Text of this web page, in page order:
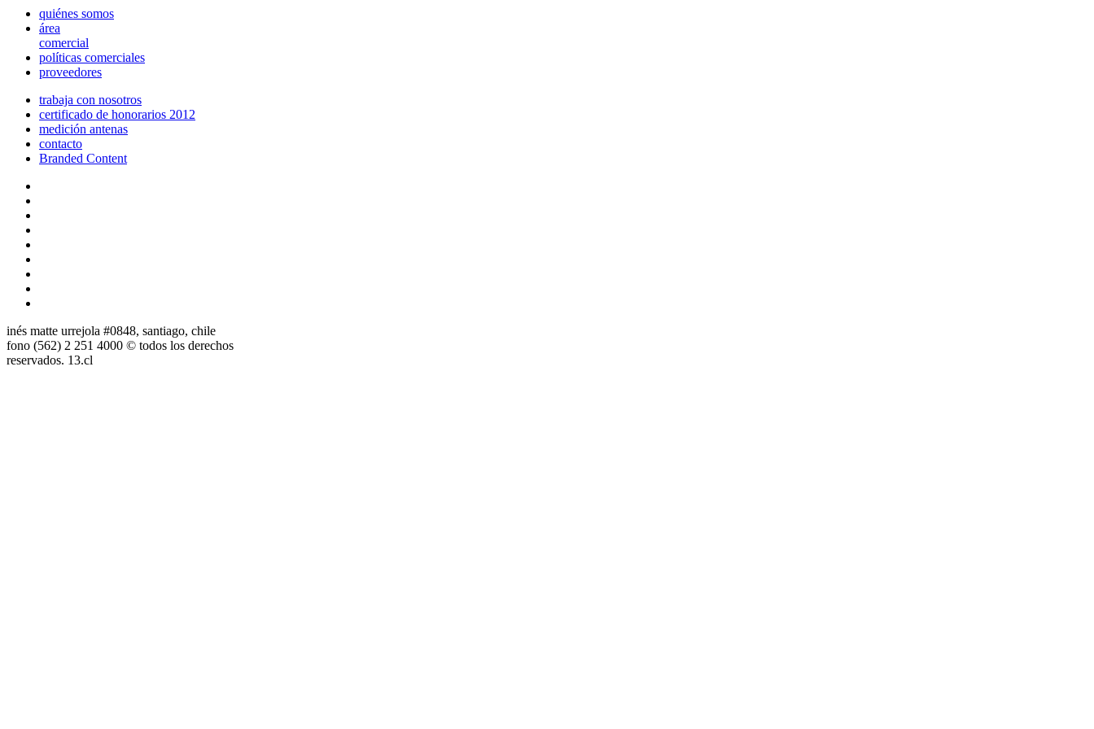
quiénes somos
área
comercial
políticas comerciales
proveedores
trabaja con nosotros
certificado de honorarios 2012
medición antenas
contacto
Branded Content
inés matte urrejola #0848, santiago, chile
fono (562) 2 251 4000 © todos los derechos
reservados. 13.cl